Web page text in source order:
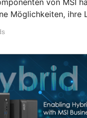
Möglichkeiten, ihre